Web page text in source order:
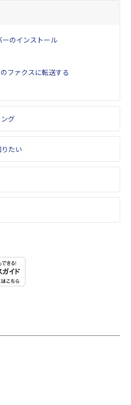
のインストール
ファクスに転送する
グ
たい